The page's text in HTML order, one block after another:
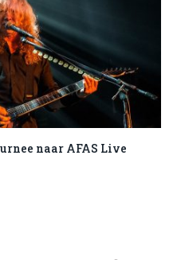
naar AFAS Live